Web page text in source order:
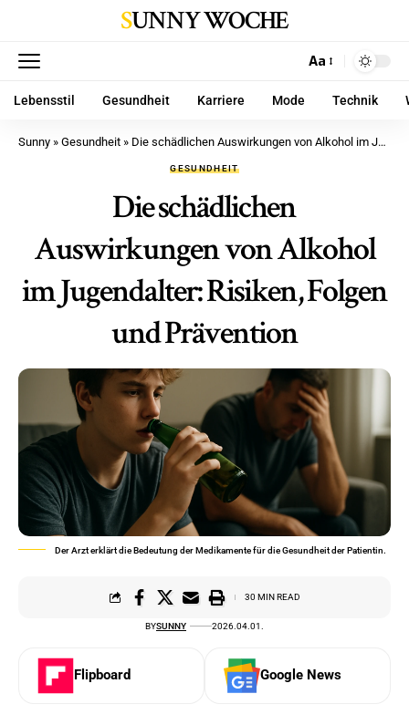
SUNNY WOCHE
Aa
Lebensstil Gesundheit Karriere Mode Technik
Sunny » Gesundheit » Die schädlichen Auswirkungen von Alkohol im Jugendalter: Risiken, Folgen und Prävention
GESUNDHEIT
Die schädlichen
Auswirkungen von Alkohol
im Jugendalter: Risiken, Folgen
und Prävention
Der Arzt erklärt die Bedeutung der Medikamente für die Gesundheit der Patientin.
BYSUNNY 2026.04.01.
30 MIN READ
Flipboard Google News